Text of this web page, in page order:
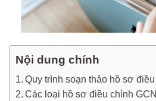
Nội dung chính
Quy trình soạn thảo hồ sơ
Các loại hồ sơ điều chỉnh